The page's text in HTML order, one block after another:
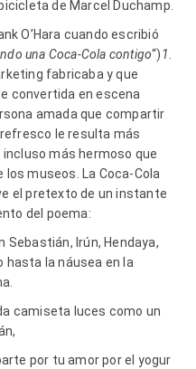
de Marcel Duchamp.
O’Hara cuando escribió
una Coca-Cola contigo“)1.
fabricaba y que
convertida en escena
amada que compartir
le resulta más
más hermoso que
museos. La Coca-Cola
el pretexto de un instante
del poema:
Sebastián, Irún, Hendaya,
hasta la náusea en la
camiseta luces como un
por tu amor por el yogur